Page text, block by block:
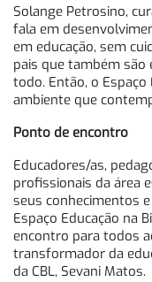
Solange Petrosino,
fala em
em educação, sem
pais que também são
todo. Então, o
ambiente que
Ponto de encontro
Educadores/as,
profissionais da área
seus conhecimentos
Espaço Educação na
encontro para todos
transformador da
da CBL, Sevani Matos.